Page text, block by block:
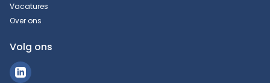
Vacatures
Over ons
Volg ons